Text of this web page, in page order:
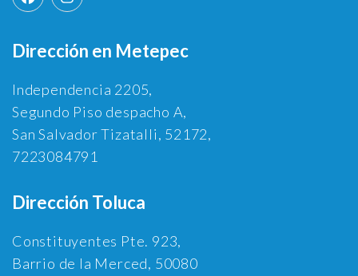
Dirección en Metepec
Independencia 2205,
Segundo Piso despacho A,
San Salvador Tizatalli, 52172,
7223084791
Dirección Toluca
Constituyentes Pte. 923,
Barrio de la Merced, 50080